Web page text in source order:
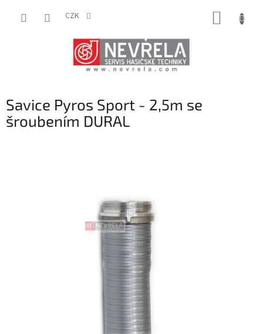
CZK
Savice Pyros Sport - 2,5m se
šroubením DURAL